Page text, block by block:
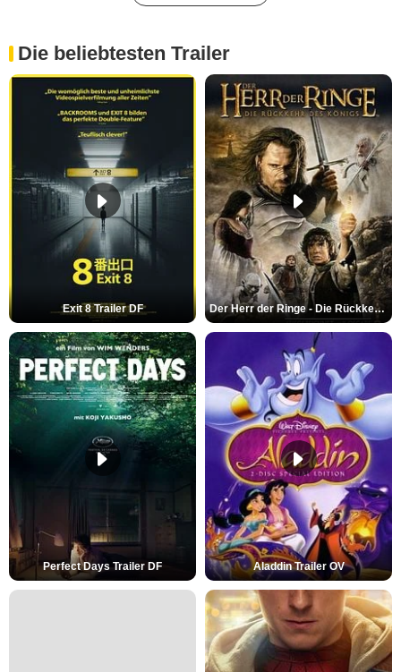
Die beliebtesten Trailer
Exit 8 Trailer DF Der Herr der Ringe - Die Rückkehr des Königs Trailer OV
Perfect Days Trailer DF Aladdin Trailer OV